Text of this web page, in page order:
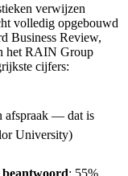
verwijzen
volledig opgebouwd
Business Review,
het RAIN Group
cijfers:
afspraak — dat is
University)
; 55%